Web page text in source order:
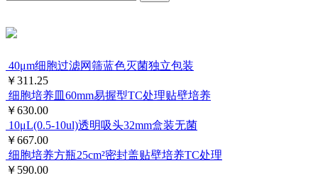
40μm细胞过滤网筛蓝色灭菌独立包装
￥311.25
细胞培养皿60mm易握型TC处理贴壁培养
￥630.00
10μL(0.5-10ul)透明吸头32mm盒装无菌
￥667.00
细胞培养方瓶25cm²密封盖贴壁培养TC处理
￥590.00